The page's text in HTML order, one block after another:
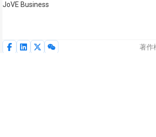
JoVE Business
著作